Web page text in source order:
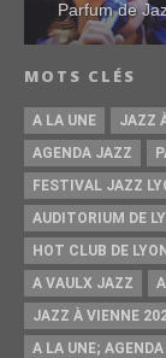
Parfum de
MOTS CLÉS
A LA UNE JAZZ
AGENDA JAZZ
FESTIVAL JAZZ
AUDITORIUM DE
HOT CLUB DE LYON
A VAULX JAZZ
JAZZ À VIENNE
A LA UNE;